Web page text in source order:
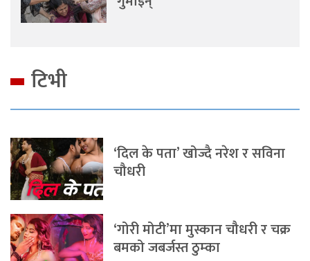
टिभी
‘दिल के पता’ खोज्दै नरेश र सविना
चौधरी
‘गोरी मोटी’मा मुस्कान चौधरी र चक्र
बमको जबर्जस्त ठुम्का